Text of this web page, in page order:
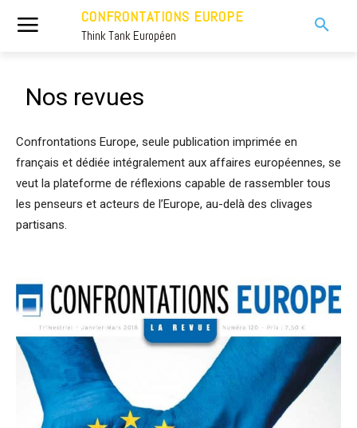
CONFRONTATIONS EUROPE
Think Tank Européen
Nos revues
Confrontations Europe, seule publication imprimée en
français et dédiée intégralement aux affaires européennes, se
veut la plateforme de réflexions capable de rassembler tous
les penseurs et acteurs de l’Europe, au-delà des clivages
partisans.